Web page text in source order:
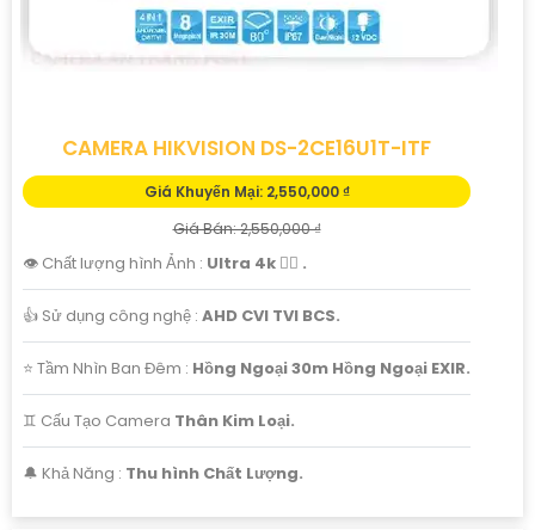
CAMERA HIKVISION DS-2CE16U1T-ITF
Giá Khuyến Mại: 2,550,000 ₫
Giá Bán: 2,550,000 ₫
👁 Chất lượng hình Ảnh : Ultra 4k 👍🏾 .
👍 Sử dụng công nghệ : AHD CVI TVI BCS.
⭐ Tầm Nhìn Ban Đêm : Hồng Ngoại 30m Hồng Ngoại EXIR.
♊ Cấu Tạo Camera Thân Kim Loại.
️🔔 Khả Năng : Thu hình Chất Lượng.